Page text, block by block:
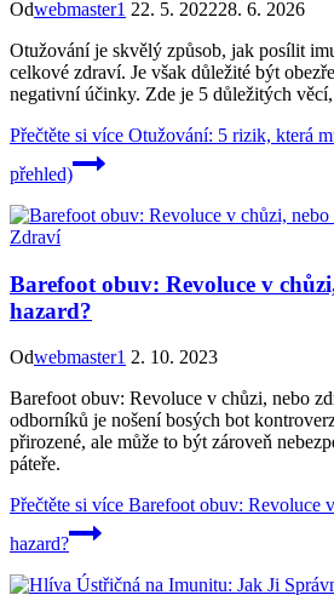
Odwebmaster1 22. 5. 202228. 6. 2026
Otužování je skvělý způsob, jak posílit
celkové zdraví. Je však důležité být
negativní účinky. Zde je 5 důležitých
Přečtěte si více Otužování: 5 rizik, která
přehled)
Zdraví
Barefoot obuv: Revoluce v
hazard?
Odwebmaster1 2. 10. 2023
Barefoot obuv: Revoluce v chůzi, nebo
odborníků je nošení bosých bot
přirozené, ale může to být zároveň
páteře.
Přečtěte si více Barefoot obuv: Revoluce
hazard?